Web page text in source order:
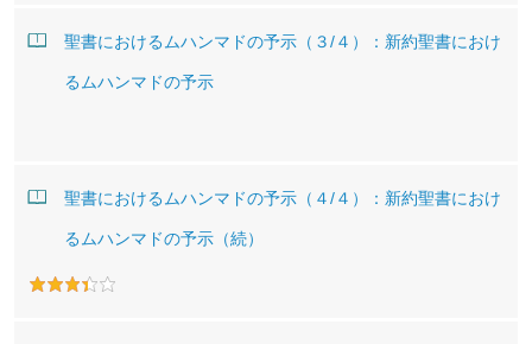
聖書におけるムハンマドの予示（３/４）：新約聖書におけ
るムハンマドの予示
聖書におけるムハンマドの予示（４/４）：新約聖書におけ
るムハンマドの予示（続）